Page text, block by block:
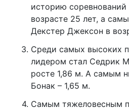
историю соревнований
возрасте 25 лет, а
Декстер Джексон в
Среди самых высоких
лидером стал Седрик
росте 1,86 м. А самым
Бонак – 1,65 м.
Самым тяжеловесным